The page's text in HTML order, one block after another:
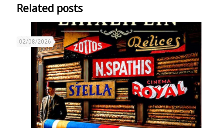
Related posts
02/08/2026